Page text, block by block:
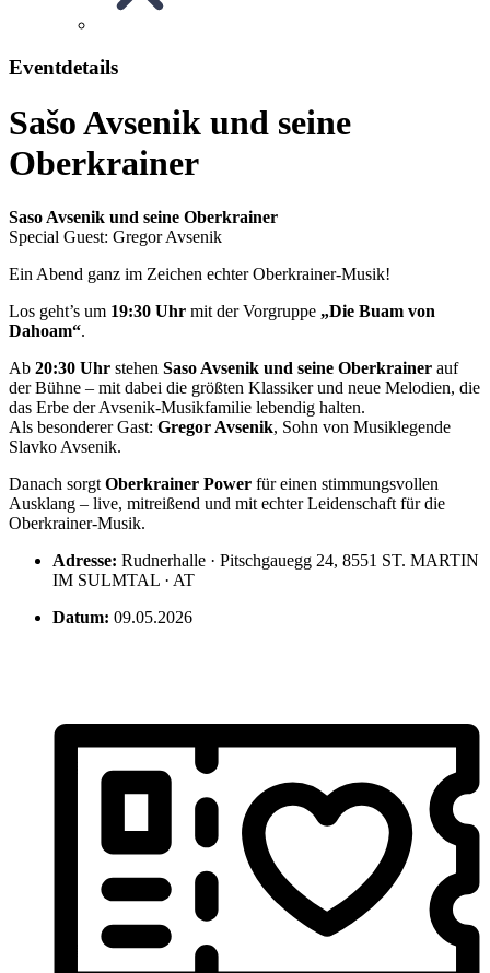
Eventdetails
Sašo Avsenik und seine
Oberkrainer
Saso Avsenik und seine Oberkrainer
Special Guest: Gregor Avsenik
Ein Abend ganz im Zeichen echter Oberkrainer-Musik!
Los geht’s um 19:30 Uhr mit der Vorgruppe „Die Buam von
Dahoam“.
Ab 20:30 Uhr stehen Saso Avsenik und seine Oberkrainer auf
der Bühne – mit dabei die größten Klassiker und neue Melodien, die
das Erbe der Avsenik-Musikfamilie lebendig halten.
Als besonderer Gast: Gregor Avsenik, Sohn von Musiklegende
Slavko Avsenik.
Danach sorgt Oberkrainer Power für einen stimmungsvollen
Ausklang – live, mitreißend und mit echter Leidenschaft für die
Oberkrainer-Musik.
Adresse: Rudnerhalle · Pitschgauegg 24, 8551 ST. MARTIN
IM SULMTAL · AT
Datum: 09.05.2026